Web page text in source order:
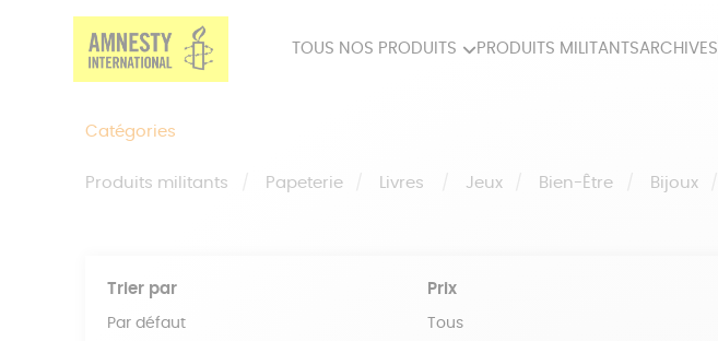
TOUS NOS PRODUITS PRODUITS MILITANTSARCHIVES
Catégories
Produits militants Papeterie Livres Jeux Bien-Être Bijoux
Trier par
Par défaut
Prix
Tous